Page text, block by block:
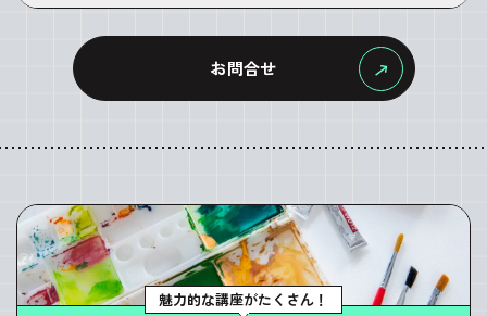
お問合せ
魅力的な講座がたくさん！